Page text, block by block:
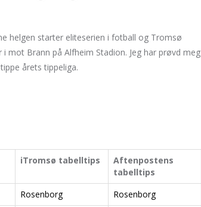
helgen starter eliteserien i fotball og Tromsø
i mot Brann på Alfheim Stadion. Jeg har prøvd meg
årets tippeliga.
iTromsø tabelltips
Aftenpostens
tabelltips
Rosenborg
Rosenborg